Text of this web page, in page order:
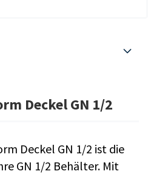
Deckel GN 1/2
Deckel GN 1/2 ist die
GN 1/2 Behälter. Mit